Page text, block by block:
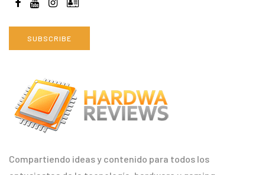
Compartiendo ideas y contenido para todos los
SUBSCRIBE